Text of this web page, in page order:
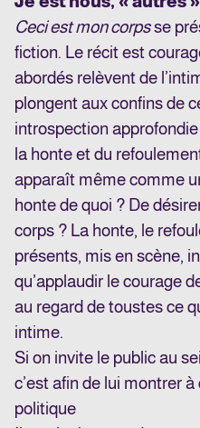
Ceci est mon corpsse
fiction. Le récit est
abordés relèvent de
plongent aux confins de
introspection
la honte et du
apparaît même comme
honte de quoi ? De
corps ? La honte, le
présents, mis en scène,
qu’applaudir le courage
au regard de toustes ce
intime.
Si on invite le public au
c’est afin de lui montrer
politique